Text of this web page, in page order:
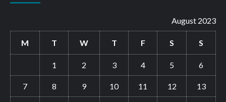
August 2023
M T W T F S S
1 2 3 4 5 6
7 8 9 10 11 12 13